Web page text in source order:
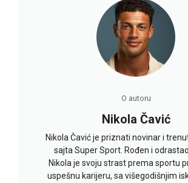
O autoru
Nikola Čavić
Nikola Čavić je priznati novinar i
sajta Super Sport. Rođen i
Nikola je svoju strast prema sportu
uspešnu karijeru, sa višegodišnjim